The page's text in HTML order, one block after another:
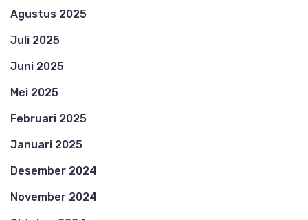
Agustus 2025
Juli 2025
Juni 2025
Mei 2025
Februari 2025
Januari 2025
Desember 2024
November 2024